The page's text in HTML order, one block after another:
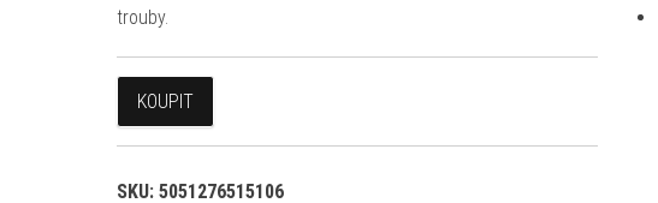
trouby.
KOUPIT
SKU: 5051276515106